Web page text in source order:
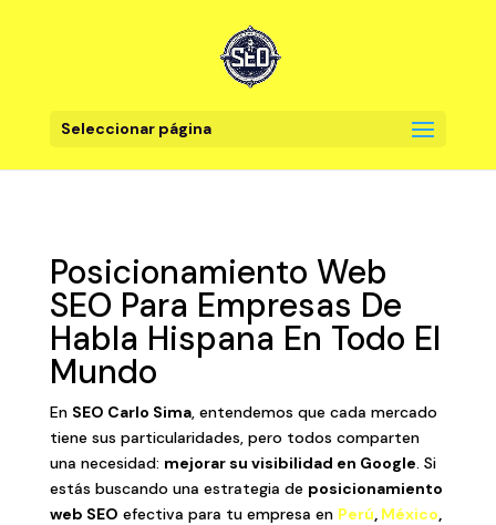
Seleccionar página
Posicionamiento Web
SEO Para Empresas De
Habla Hispana En Todo El
Mundo
En SEO Carlo Sima, entendemos que cada mercado
tiene sus particularidades, pero todos comparten
una necesidad: mejorar su visibilidad en Google. Si
estás buscando una estrategia de posicionamiento
web SEO efectiva para tu empresa en Perú, México,